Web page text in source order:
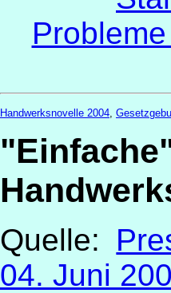
Handwerksnovelle 2004
Quelle:
04. Juni